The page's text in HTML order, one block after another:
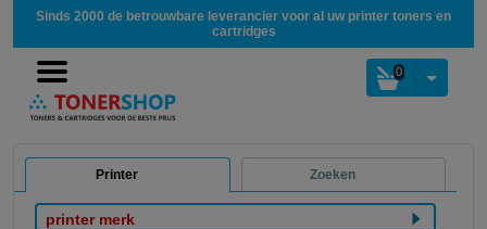
Sinds 2000 de betrouwbare leverancier voor al uw printer toners en
cartridges
0
Printer Zoeken
printer merk